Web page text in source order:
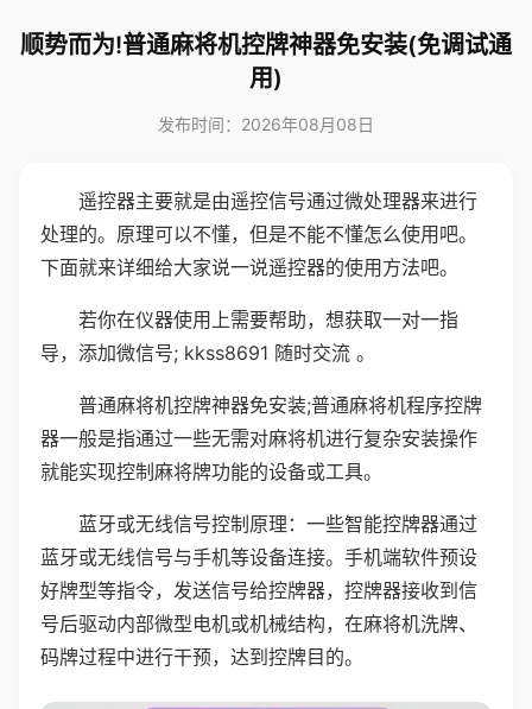
顺势而为!普通麻将机控牌神器免安装(免调试通
用)
发布时间：2026年08月08日
遥控器主要就是由遥控信号通过微处理器来进行
处理的。原理可以不懂，但是不能不懂怎么使用吧。
下面就来详细给大家说一说遥控器的使用方法吧。
若你在仪器使用上需要帮助，想获取一对一指
导，添加微信号; kkss8691 随时交流 。
普通麻将机控牌神器免安装;普通麻将机程序控牌
器一般是指通过一些无需对麻将机进行复杂安装操作
就能实现控制麻将牌功能的设备或工具。
蓝牙或无线信号控制原理：一些智能控牌器通过
蓝牙或无线信号与手机等设备连接。手机端软件预设
好牌型等指令，发送信号给控牌器，控牌器接收到信
号后驱动内部微型电机或机械结构，在麻将机洗牌、
码牌过程中进行干预，达到控牌目的。